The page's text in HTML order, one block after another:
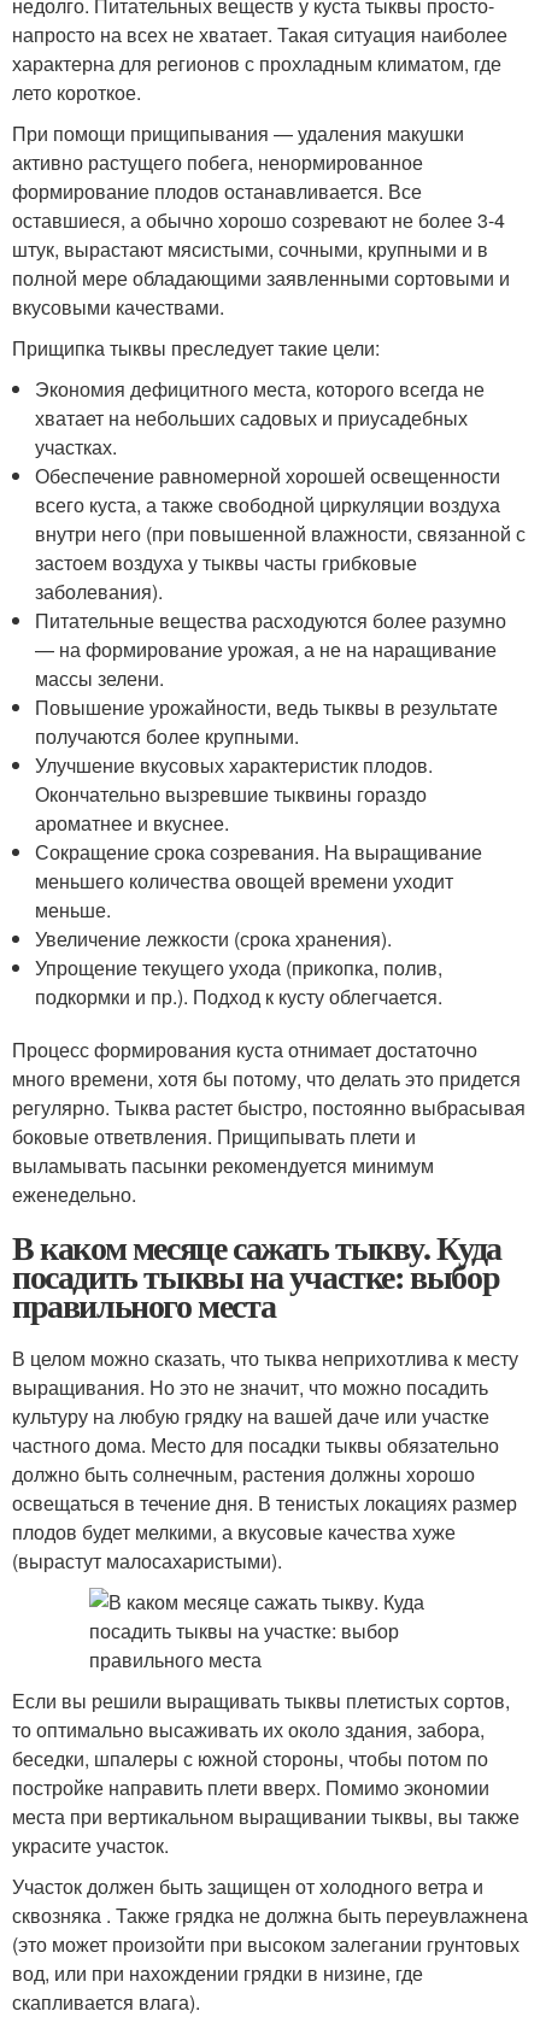
напросто на всех не хватает. Такая ситуация наиболее
характерна для регионов с прохладным климатом, где
лето короткое.
При помощи прищипывания — удаления макушки
активно растущего побега, ненормированное
формирование плодов останавливается. Все
оставшиеся, а обычно хорошо созревают не более 3-4
штук, вырастают мясистыми, сочными, крупными и в
полной мере обладающими заявленными сортовыми и
вкусовыми качествами.
Прищипка тыквы преследует такие цели:
Экономия дефицитного места, которого всегда не
хватает на небольших садовых и приусадебных
участках.
Обеспечение равномерной хорошей освещенности
всего куста, а также свободной циркуляции воздуха
внутри него (при повышенной влажности, связанной с
застоем воздуха у тыквы часты грибковые
заболевания).
Питательные вещества расходуются более разумно
— на формирование урожая, а не на наращивание
массы зелени.
Повышение урожайности, ведь тыквы в результате
получаются более крупными.
Улучшение вкусовых характеристик плодов.
Окончательно вызревшие тыквины гораздо
ароматнее и вкуснее.
Сокращение срока созревания. На выращивание
меньшего количества овощей времени уходит
меньше.
Увеличение лежкости (срока хранения).
Упрощение текущего ухода (прикопка, полив,
подкормки и пр.). Подход к кусту облегчается.
Процесс формирования куста отнимает достаточно
много времени, хотя бы потому, что делать это придется
регулярно. Тыква растет быстро, постоянно выбрасывая
боковые ответвления. Прищипывать плети и
выламывать пасынки рекомендуется минимум
еженедельно.
В каком месяце сажать тыкву. Куда
посадить тыквы на участке: выбор
правильного места
В целом можно сказать, что тыква неприхотлива к месту
выращивания. Но это не значит, что можно посадить
культуру на любую грядку на вашей даче или участке
частного дома. Место для посадки тыквы обязательно
должно быть солнечным, растения должны хорошо
освещаться в течение дня. В тенистых локациях размер
плодов будет мелкими, а вкусовые качества хуже
(вырастут малосахаристыми).
Если вы решили выращивать тыквы плетистых сортов,
то оптимально высаживать их около здания, забора,
беседки, шпалеры с южной стороны, чтобы потом по
постройке направить плети вверх. Помимо экономии
места при вертикальном выращивании тыквы, вы также
украсите участок.
Участок должен быть защищен от холодного ветра и
сквозняка . Также грядка не должна быть переувлажнена
(это может произойти при высоком залегании грунтовых
вод, или при нахождении грядки в низине, где
скапливается влага).